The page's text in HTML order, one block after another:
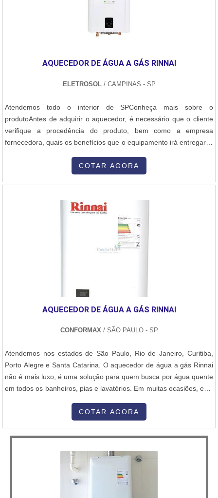
AQUECEDOR DE ÁGUA A GÁS RINNAI
ELETROSOL / CAMPINAS - SP
Atendemos todo o interior de SPConheça mais sobre o
produtoAntes de adquirir o aquecedor, é necessário que o cliente
verifique a procedência do produto, bem como a empresa
fornecedora, quais os benefícios que o equipamento irá entregar, e
deve adquirir o aquecedor de água a gás Rinnai. Esse produto
possui uma excelente performance de funcionamento,
COTAR AGORA
AQUECEDOR DE ÁGUA A GÁS RINNAI
CONFORMAX / SÃO PAULO - SP
Atendemos nos estados de São Paulo, Rio de Janeiro, Curitiba,
Porto Alegre e Santa Catarina. O aquecedor de água a gás Rinnai
não é mais luxo, é uma solução para quem busca por água quente
em todos os banheiros, pias e lavatórios. Em muitas ocasiões, este
equipamentos que demandam de água quente, de uma única vez.
combustív...
COTAR AGORA